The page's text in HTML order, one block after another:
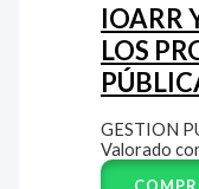
IOARR
LOS
GESTION
Valorado